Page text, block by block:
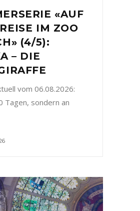
«AUF
IM ZOO
(4/5):
– DIE
vom 06.08.2026:
Tagen, sondern an